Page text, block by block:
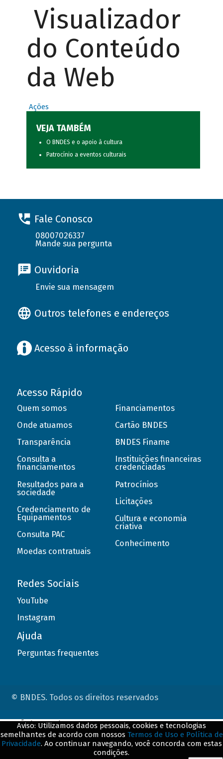
Visualizador
do Conteúdo
da Web
Ações
VEJA TAMBÉM
O BNDES e o apoio à cultura
Patrocínio a eventos culturais
Fale Conosco
08007026337
Mande sua pergunta
Ouvidoria
Envie sua mensagem
Outros telefones e endereços
Acesso à informação
Acesso Rápido
Quem somos
Onde atuamos
Transparência
Consulta a
financiamentos
Resultados para a
sociedade
Credenciamento de
Equipamentos
Consulta PAC
Moedas contratuais
Financiamentos
Cartão BNDES
BNDES Finame
Instituições financeiras
credenciadas
Patrocínios
Licitações
Cultura e economia
criativa
Conhecimento
Redes Sociais
YouTube
Instagram
Ajuda
Perguntas frequentes
© BNDES. Todos os direitos reservados
Aviso: Utilizamos dados pessoais, cookies e tecnologias
semelhantes de acordo com nossos Termos de Uso e Política de
Privacidade. Ao continuar navegando, você concorda com estas
condições.
ConteÃºdo complementar
${title}${badge}